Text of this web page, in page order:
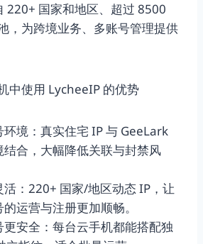
220+ 国家和地区、超过 8500
，为跨境业务、多账号管理提供
中使用 LycheeIP 的优势
境：真实住宅 IP 与 GeeLark
合，大幅降低关联与封禁风
：220+ 国家/地区动态 IP，让
运营与注册更加顺畅。
更安全：每台云手机都能搭配独